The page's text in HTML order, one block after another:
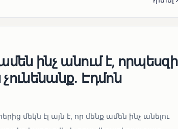
ինչ անում է, որպեսզի
Էդմոն
մեկն էլ այն է, որ մենք ամեն ինչ անելու